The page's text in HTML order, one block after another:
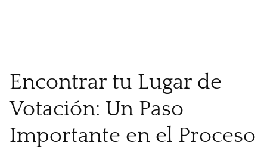
Encontrar tu Lugar de
Votación: Un Paso
Importante en el Proceso